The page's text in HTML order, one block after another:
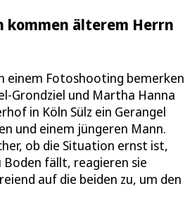
kommen älterem Herrn
einem Fotoshooting bemerken
Grondziel und Martha Hanna
in Köln Sülz ein Gerangel
und einem jüngeren Mann.
ob die Situation ernst ist,
Boden fällt, reagieren sie
auf die beiden zu, um den